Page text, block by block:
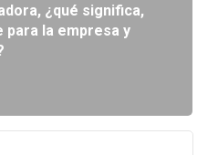
¿qué significa,
para la empresa y